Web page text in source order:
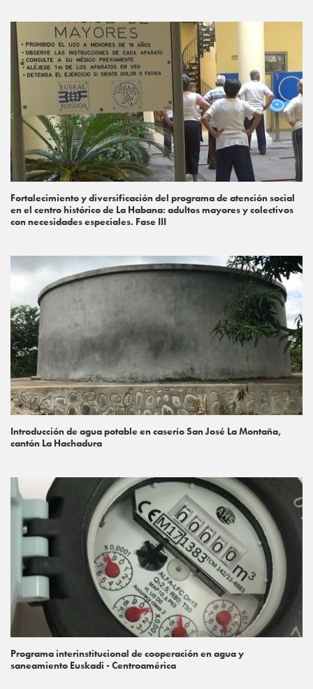
Fortalecimiento y diversificación del programa de atención social
en el centro histórico de La Habana: adultos mayores y colectivos
con necesidades especiales. Fase III
Introducción de agua potable en caserío San José La Montaña,
cantón La Hachadura
Programa interinstitucional de cooperación en agua y
saneamiento Euskadi - Centroamérica